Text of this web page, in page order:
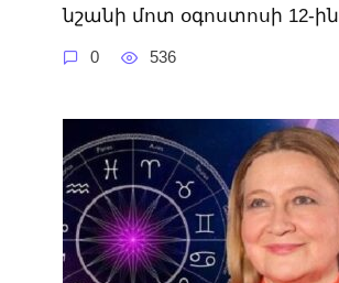
նշանի մոտ օգոստոսի 12-ին
0 536